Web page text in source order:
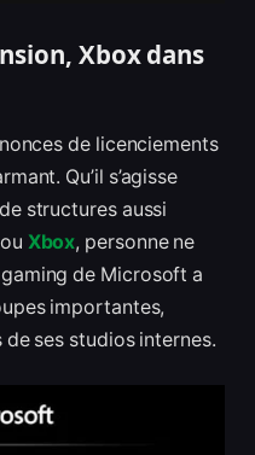
Xbox dans
de licenciements
Qu’il s’agisse
structures aussi
ou Xbox, personne ne
de Microsoft a
importantes,
ses studios internes.